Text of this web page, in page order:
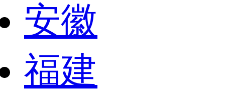
安徽
福建